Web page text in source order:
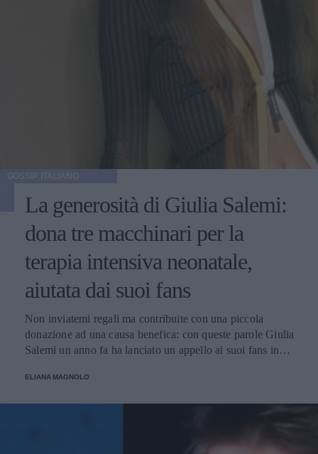
La generosità di Giulia Salemi:
dona tre macchinari per la
terapia intensiva neonatale,
aiutata dai suoi fans
Non inviatemi regali ma contribuite con una piccola
donazione ad una causa benefica: con queste parole Giulia
Salemi un anno fa ha lanciato un appello ai suoi fans in
considerevole utilizzata per l'acquisto di macchinari
ELIANA MAGNOLO